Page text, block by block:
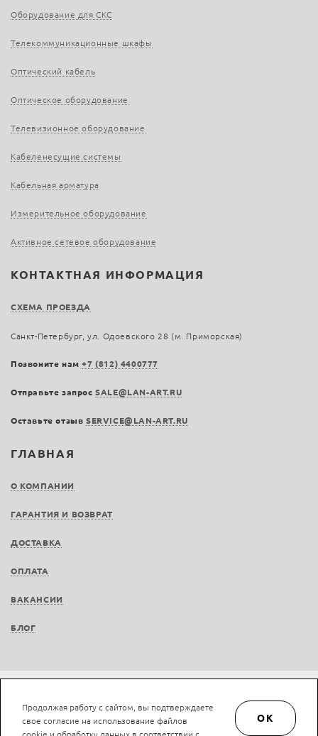
ГЛАВНАЯ
О КОМПАНИИ
ГАРАНТИЯ И ВОЗВРАТ
ДОСТАВКА
ОПЛАТА
ВАКАНСИИ
БЛОГ
Оборудование для СКС
Телекоммуникационные шкафы
Оптический кабель
Оптическое оборудование
Телевизионное оборудование
Кабеленесущие системы
Кабельная арматура
Измерительное оборудование
Активное сетевое оборудование
КОНТАКТНАЯ ИНФОРМАЦИЯ
СХЕМА ПРОЕЗДА
Санкт-Петербург, ул. Одоевского 28 (м. Приморская)
Позвоните нам+7 (812) 4400777
Отправьте запросSALE@LAN-ART.RU
Оставьте отзыв SERVICE@LAN-ART.RU
Не является публичной офертой © LAN-art.ru, 2013—2026. Все права защищены.
Политика конфиденциальности.
Положение об обработке и защите персональных
данных.
Продолжая работу с сайтом, вы подтверждаете
свое согласие на использование файлов
OK